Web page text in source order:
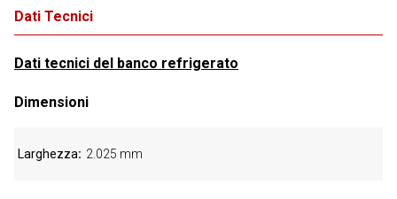
Dati Tecnici
Dati tecnici del banco refrigerato
Dimensioni
Larghezza 2.025 mm